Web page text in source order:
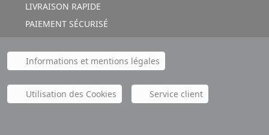
LIVRAISON RAPIDE
PAIEMENT SÉCURISÉ
Informations et mentions légales
Utilisation des Cookies Service client